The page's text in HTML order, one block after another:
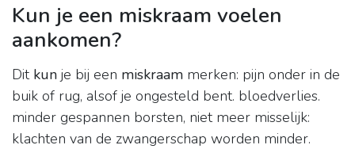
Kun je een miskraam voelen
aankomen?
Dit kun je bij een miskraam merken: pijn onder in de
buik of rug, alsof je ongesteld bent. bloedverlies.
minder gespannen borsten, niet meer misselijk:
klachten van de zwangerschap worden minder.